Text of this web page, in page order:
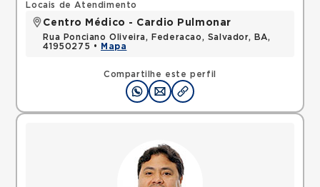
Compartilhe este perfil
Locais de Atendimento
Centro Médico - Cardio Pulmonar
Rua Ponciano Oliveira, Federacao, Salvador, BA,
41950275 •
Mapa